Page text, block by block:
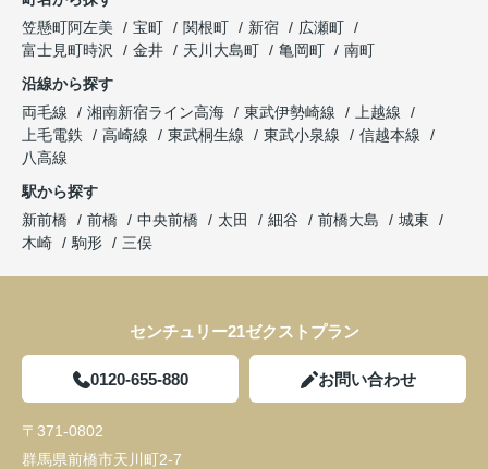
笠懸町阿左美
宝町 関根町 新宿
広瀬町
富士見町時沢
金井 天川大島町 亀岡町
南町
沿線から探す
両毛線
湘南新宿ライン高海 東武伊勢崎線
上越線
上毛電鉄
高崎線 東武桐生線 東武小泉線
信越本線
八高線
駅から探す
新前橋
前橋 中央前橋 太田 細谷 前橋大島
城東
木崎
駒形 三俣
センチュリー21ゼクストプラン
0120-655-880 お問い合わせ
〒371-0802
群馬県前橋市天川町2-7